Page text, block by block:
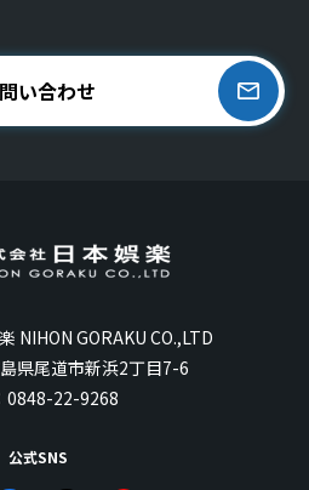
い合わせ
NIHON GORAKU CO.,LTD
県尾道市新浜2丁目7-6
0848-22-9268
公式SNS